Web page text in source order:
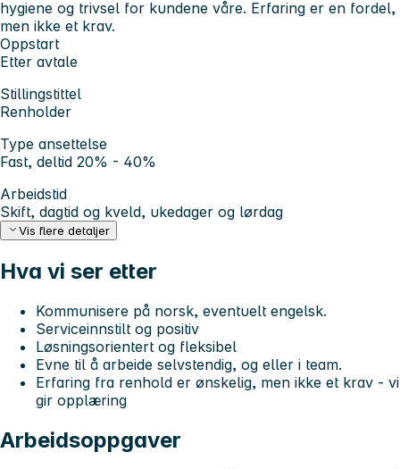
hygiene og trivsel for kundene våre. Erfaring er en fordel,
men ikke et krav.
Oppstart
Etter avtale
Stillingstittel
Renholder
Type ansettelse
Fast, deltid 20% - 40%
Arbeidstid
Skift, dagtid og kveld, ukedager og lørdag
Vis flere detaljer
Hva vi ser etter
Kommunisere på norsk, eventuelt engelsk.
Serviceinnstilt og positiv
Løsningsorientert og fleksibel
Evne til å arbeide selvstendig, og eller i team.
Erfaring fra renhold er ønskelig, men ikke et krav - vi
gir opplæring
Arbeidsoppgaver